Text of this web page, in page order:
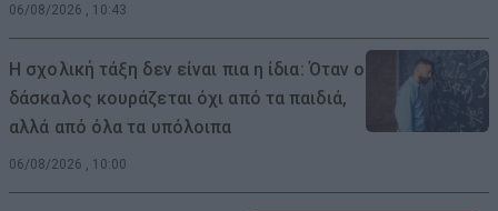
06/08/2026 , 10:43
Η σχολική τάξη δεν είναι πια η ίδια: Όταν ο
δάσκαλος κουράζεται όχι από τα παιδιά,
αλλά από όλα τα υπόλοιπα
06/08/2026 , 10:00